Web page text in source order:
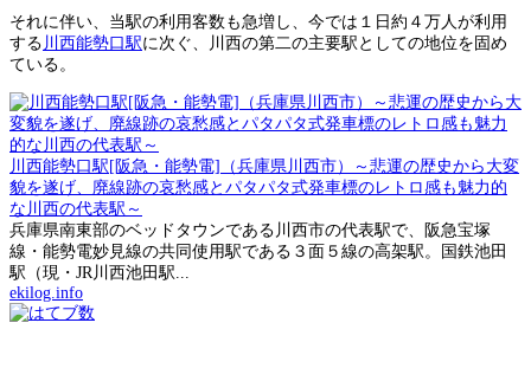
それに伴い、当駅の利用客数も急増し、今では１日約４万人が利用
する 川西能勢口駅に次ぐ、川西の第二の主要駅としての地位を固め
ている。
川西能勢口駅[阪急・能勢電]（兵庫県川西市）～悲運の歴史から大変
貌を遂げ、廃線跡の哀愁感とパタパタ式発車標のレトロ感も魅力的
な川西の代表駅～
兵庫県南東部のベッドタウンである川西市の代表駅で、阪急宝塚
線・能勢電妙見線の共同使用駅である３面５線の高架駅。国鉄池田
駅（現・JR川西池田駅...
ekilog.info